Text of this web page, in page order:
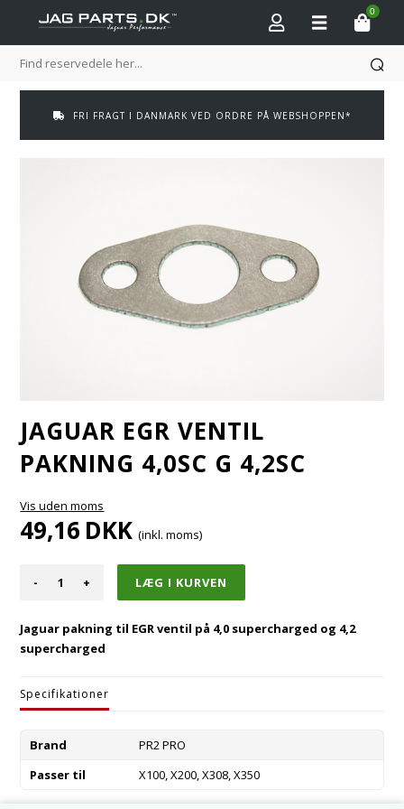
0
FRI FRAGT I DANMARK VED ORDRE PÅ WEBSHOPPEN*
JAGUAR EGR VENTIL
PAKNING 4,0SC G 4,2SC
Vis uden moms
49,16 DKK (inkl. moms)
- +
Jaguar pakning til EGR ventil på 4,0 supercharged og 4,2
supercharged
Specifikationer
Brand
PR2 PRO
Passer til
X100, X200, X308, X350